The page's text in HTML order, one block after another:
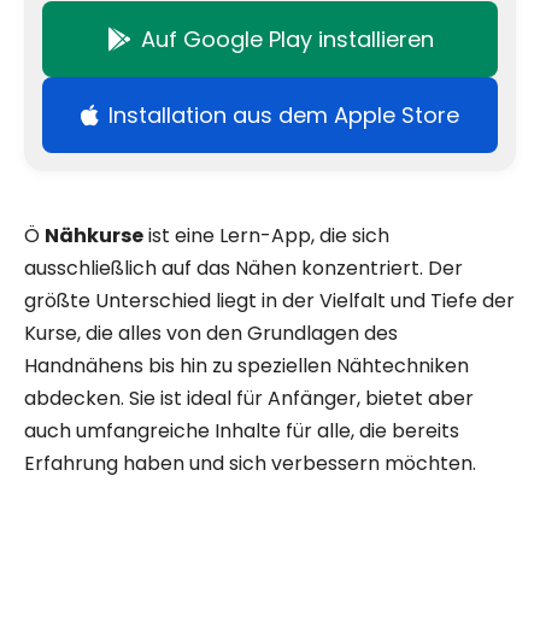
Auf Google Play installieren
Installation aus dem Apple Store
Ö Nähkurseist eine Lern-App, die sich
ausschließlich auf das Nähen konzentriert. Der
größte Unterschied liegt in der Vielfalt und Tiefe der
Kurse, die alles von den Grundlagen des
Handnähens bis hin zu speziellen Nähtechniken
abdecken. Sie ist ideal für Anfänger, bietet aber
auch umfangreiche Inhalte für alle, die bereits
Erfahrung haben und sich verbessern möchten.